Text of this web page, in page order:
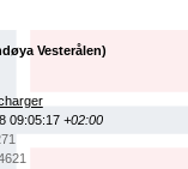
Vesterålen)
09:05:17 +02:00